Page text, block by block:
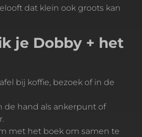
dat klein ook groots kan
je Dobby + het
bij koffie, bezoek of in de
de hand als ankerpunt of
met het boek om samen te